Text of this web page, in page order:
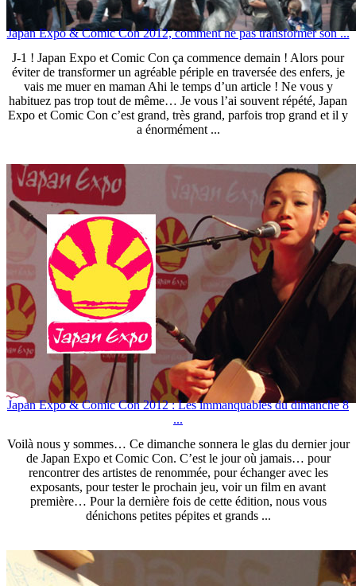
Japan Expo & Comic Con 2012, comment ne pas transformer son ...
J-1 ! Japan Expo et Comic Con ça commence demain ! Alors pour
éviter de transformer un agréable périple en traversée des enfers, je
vais me muer en maman Ahi le temps d’un article ! Ne vous y
habituez pas trop tout de même… Je vous l’ai souvent répété, Japan
Expo et Comic Con c’est grand, très grand, parfois trop grand et il y
a énormément ...
Japan Expo & Comic Con 2012 : Les immanquables du dimanche 8
...
Voilà nous y sommes… Ce dimanche sonnera le glas du dernier jour
de Japan Expo et Comic Con. C’est le jour où jamais… pour
rencontrer des artistes de renommée, pour échanger avec les
exposants, pour tester le prochain jeu, voir un film en avant
première… Pour la dernière fois de cette édition, nous vous
dénichons petites pépites et grands ...